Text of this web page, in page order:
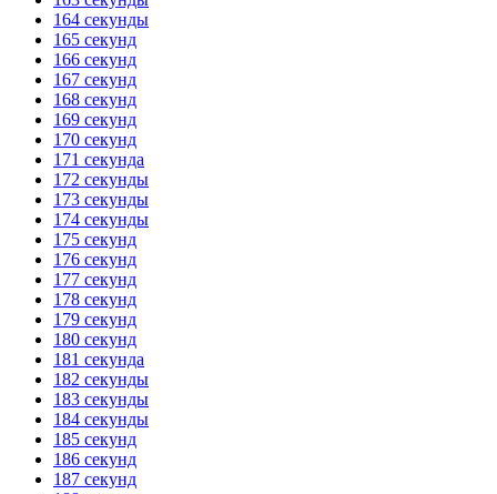
164 секунды
165 секунд
166 секунд
167 секунд
168 секунд
169 секунд
170 секунд
171 секунда
172 секунды
173 секунды
174 секунды
175 секунд
176 секунд
177 секунд
178 секунд
179 секунд
180 секунд
181 секунда
182 секунды
183 секунды
184 секунды
185 секунд
186 секунд
187 секунд